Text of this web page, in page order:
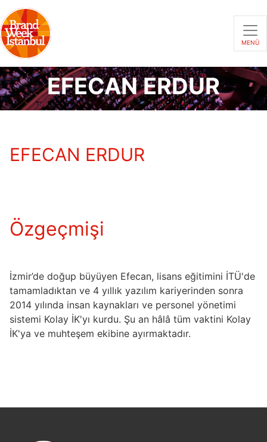
MENÜ
EFECAN ERDUR
EFECAN ERDUR
Özgeçmişi
İzmir’de doğup büyüyen Efecan, lisans eğitimini İTÜ'de
tamamladıktan ve 4 yıllık yazılım kariyerinden sonra
2014 yılında insan kaynakları ve personel yönetimi
sistemi Kolay İK'yı kurdu. Şu an hâlâ tüm vaktini Kolay
İK'ya ve muhteşem ekibine ayırmaktadır.